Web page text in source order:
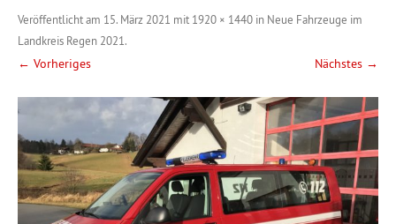
Veröffentlicht am 15. März 2021 mit 1920 × 1440 in Neue Fahrzeuge im
Landkreis Regen 2021.
← Vorheriges Nächstes →